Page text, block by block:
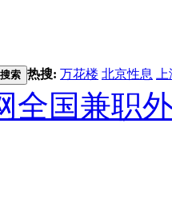
搜索 热搜: 万花楼 北京性息
全国兼职